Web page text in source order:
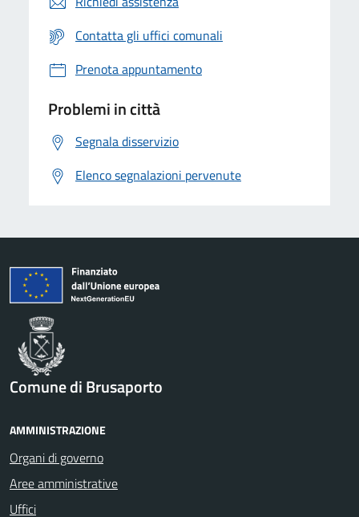
Contatta gli uffici comunali
Prenota appuntamento
Problemi in città
Segnala disservizio
Elenco segnalazioni pervenute
Comune di Brusaporto
AMMINISTRAZIONE
Organi di governo
Aree amministrative
Uffici